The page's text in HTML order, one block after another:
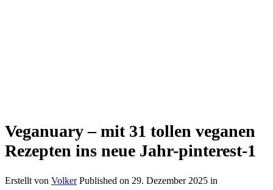
Veganuary – mit 31 tollen veganen
Rezepten ins neue Jahr-pinterest-1
Erstellt von Volker Published on 29. Dezember 2025 in